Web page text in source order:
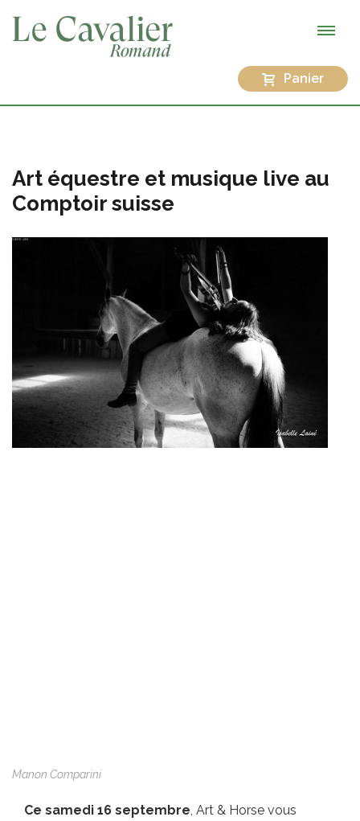
Panier
Art équestre et musique live au
Comptoir suisse
Manon Comparini
Ce samedi 16 septembre, Art & Horse vous